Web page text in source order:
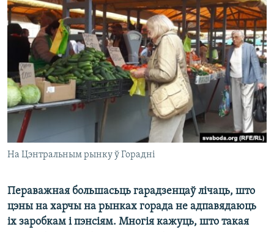
КУЛЬТУРА
КАЛЯНДАР
МОВА
НА ХВАЛЯХ СВАБОДЫ
На Цэнтральным рынку ў Горадні
Пераважная большасьць гарадзенцаў лічаць, што
цэны на харчы на рынках горада не адпавядаюць
іх заробкам і пэнсіям. Многія кажуць, што такая